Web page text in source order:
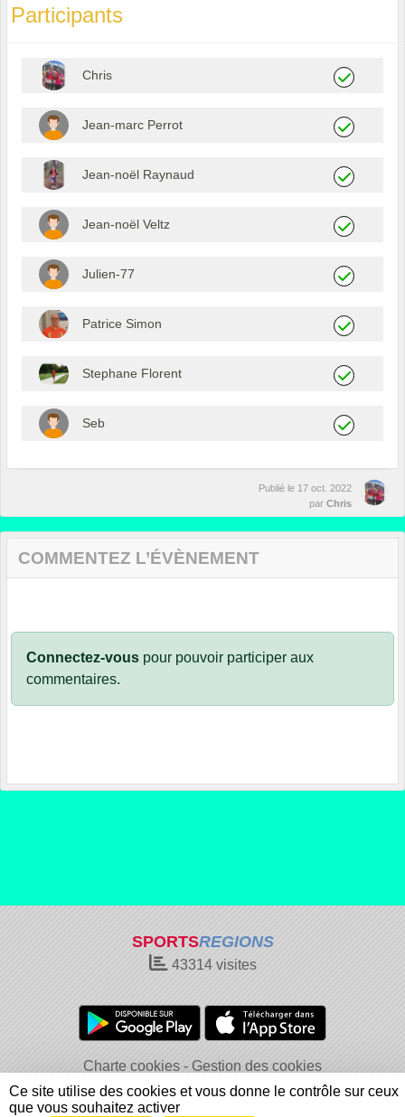
Participants
Chris
Jean-marc Perrot
Jean-noël Raynaud
Jean-noël Veltz
Julien-77
Patrice Simon
Stephane Florent
Seb
Publié le 17 oct. 2022
par Chris
COMMENTEZ L’ÉVÈNEMENT
Connectez-vous pour pouvoir participer aux
commentaires.
SPORTSREGIONS
43314visites
Charte cookies
Gestion des cookies
Informations légales
Signaler un contenu inapproprié
Ce site utilise des cookies et vous donne le contrôle sur ceux
que vous souhaitez activer